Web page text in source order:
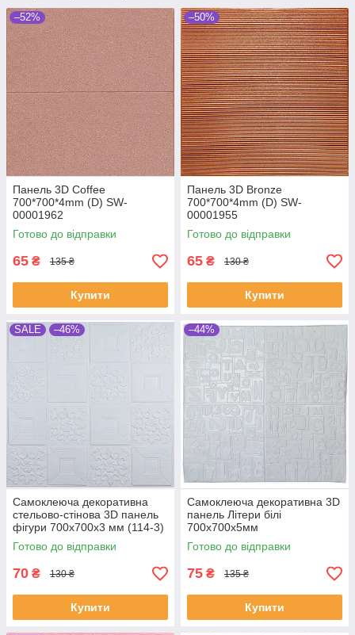
–52%
Панель 3D Coffee
700*700*4mm (D) SW-
00001962
Готово до відправки
65 ₴ 135 ₴
Купити
–50%
Панель 3D Bronze
700*700*4mm (D) SW-
00001955
Готово до відправки
65 ₴ 130 ₴
Купити
SALE –46%
Самоклеюча декоративна
стельово-стінова 3D панель
фігури 700x700x3 мм (114-3)
Готово до відправки
70 ₴ 130 ₴
Купити
–44%
Самоклеюча декоративна 3D
панель Літери білі
700x700x5мм
Готово до відправки
75 ₴ 135 ₴
Купити